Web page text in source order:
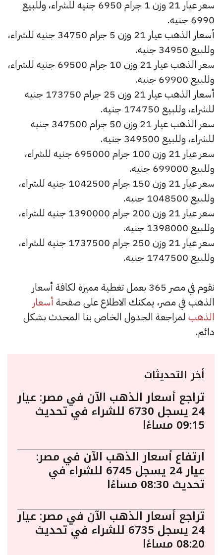
سعر عيار 21 وزن 1 جرام 6950 جنيه للشراء، وللبيع
6990 جنيه.
أسعار الذهب عيار 21 وزن 5 جرام 34750 جنيه للشراء،
وللبيع 34950 جنيه.
سعر الذهب عيار 21 وزن 10 جرام 69500 جنيه للشراء،
وللبيع 69900 جنيه.
أسعار الذهب عيار 21 وزن 25 جرام 173750 جنيه
للشراء، وللبيع 174750 جنيه.
سعر الذهب عيار 21 وزن 50 جرام 347500 جنيه
للشراء، وللبيع 349500 جنيه.
سعر عيار 21 وزن 100 جرام 695000 جنيه للشراء،
وللبيع 699000 جنيه.
سعر عيار 21 وزن 150 جرام 1042500 جنيه للشراء،
وللبيع 1048500 جنيه.
سعر عيار 21 وزن 200 جرام 1390000 جنيه للشراء،
وللبيع 1398000 جنيه.
سعر عيار 21 وزن 250 جرام 1737500 جنيه للشراء،
وللبيع 1747500 جنيه.
نقوم في مصر 365 بعمل تغطية مميزة لكافة أسعار
الذهب في مصر، يمكنك الاطلاع على صفحة أسعار
الذهب لمراجعة الجدول الخاص بنا المحدث بشكل
دائم.
أخر التحديثات
تراجع أسعار الذهب الآن في مصر: عيار
24 يسجل 6730 للشراء في تحديث
09:15 مساءًا
ارتفاع أسعار الذهب الآن في مصر:
عيار 24 يسجل 6745 للشراء في
تحديث 08:30 مساءًا
تراجع أسعار الذهب الآن في مصر: عيار
24 يسجل 6735 للشراء في تحديث
08:20 مساءًا